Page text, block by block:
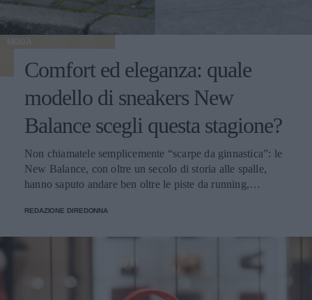
MODA
Comfort ed eleganza: quale
modello di sneakers New
Balance scegli questa stagione?
Non chiamatele semplicemente “scarpe da ginnastica”: le
New Balance, con oltre un secolo di storia alle spalle,
hanno saputo andare ben oltre le piste da running,
REDAZIONE DIREDONNA